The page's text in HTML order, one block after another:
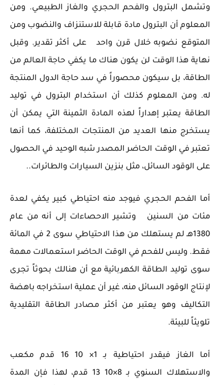
وتشمل البترول والفحم الحجري والغاز الطبيعي. ومن
المعلوم أن البترول مادة قابلة للاستنزاف والنضوب ومن
المتوقع نضوبه خلال قرن واحد على أكثر تقدير. وقبل
نهاية هذا الوقت لن يكون هناك ما يكفي حاجة العالم من
الطاقة، بل سيكون محصوراً في سد حاجة الدول المنتجة
له. ومن المعلوم كذلك أن استخدام البترول في توليد
الطاقة يعتبر إهداراً لهذه المادة الثمينة التي يمكن أن
يستخرج منها العديد من المنتجات المختلفة، كما أنها
تعتبر في الوقت الحاضر المصدر شبه الوحيد في الحصول
على الوقود السائل، مثل بنزين السيارات والطائرات..
أما الفحم الحجري فيوجد منه احتياطي كبير يكفي لعدة
مئات من السنين وتشير الاحصاءات إلى أنه من عام
1380هـ لم يستهلك من هذا الاحتياطي سوى 2 في المائة
فقط. وليس للفحم في الوقت الحاضر استعمالات مهمة
سوى توليد الطاقة الكهربائية مع أن هنالك بحوثاً تجرى
لإنتاج الوقود السائل منه، غير أن عملية استخراجه باهضة
التكاليف وهو يعتبر من أكثر مصادر الطاقة التقليدية
تلويثاً للبيئة.
أما الغاز فيقدر احتياطية بـ 1× 10 16 قدم مكعب
والاستهلاك السنوي بـ 8×10 13 قدم، لهذا فإن المدة